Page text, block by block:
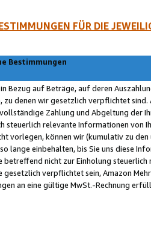
FÜR DIE
Bestimmungen
Bezug auf Beträge, auf deren
zu denen wir gesetzlich verpflichtet
Zahlung und Abgeltung der
steuerlich relevante Informationen von
vorlegen, können wir (kumulativ zu
lange einbehalten, bis Sie uns diese
betreffend nicht zur Einholung
gesetzlich verpflichtet sein, Amazon
an eine gültige MwSt.-Rechnung